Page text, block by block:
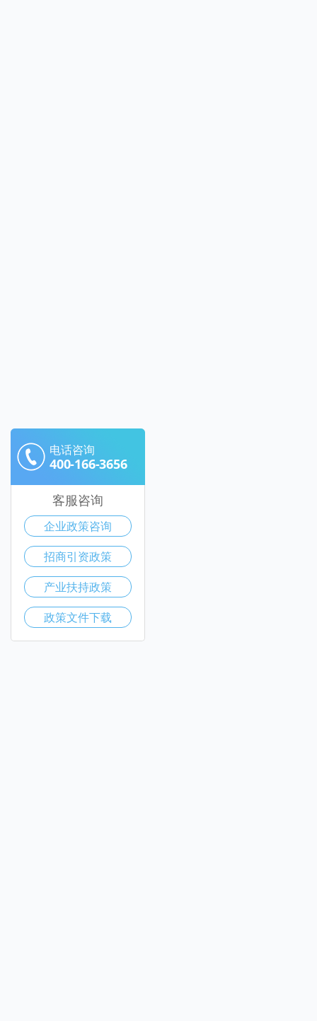
电话咨询
400-166-3656
客服咨询
企业政策咨询
招商引资政策
产业扶持政策
政策文件下载